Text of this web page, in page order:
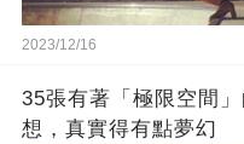
2023/12/16
35張有著「極限空間
想，真實得有點夢幻